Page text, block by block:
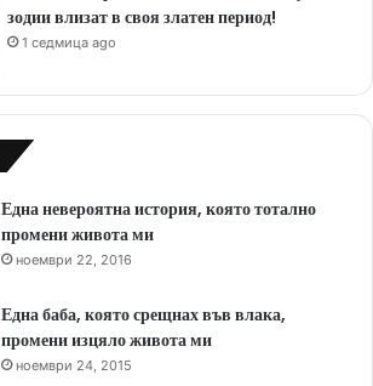
зодии влизат в своя златен период!
1 седмица ago
Една невероятна история, която тотално
промени живота ми
ноември 22, 2016
Една баба, която срещнах във влака,
промени изцяло живота ми
ноември 24, 2015